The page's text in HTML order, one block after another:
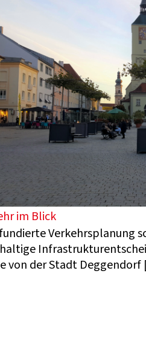
im Blick
Verkehrsplanung
von der Stadt Deggendorf